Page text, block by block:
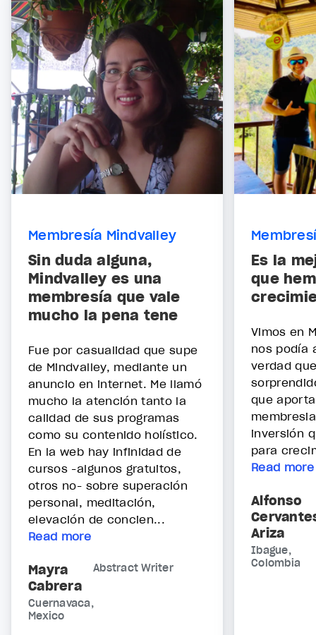
Membresía Mindvalley
Sin duda alguna,
Mindvalley es una
membresía que vale
mucho la pena tene
Fue por casualidad que supe
de Mindvalley, mediante un
anuncio en internet. Me llamó
mucho la atención tanto la
calidad de sus programas
como su contenido holístico.
En la web hay infinidad de
cursos -algunos gratuitos,
otros no- sobre superación
personal, meditación,
elevación de concien...
Read more
Mayra
Cabrera
Abstract Writer
Cuernavaca,
Mexico
Es la
que
Vimos en
nos podía
verdad
que
inversión
para
Read more
Alfonso
Ariza
Ibague,
Colombia